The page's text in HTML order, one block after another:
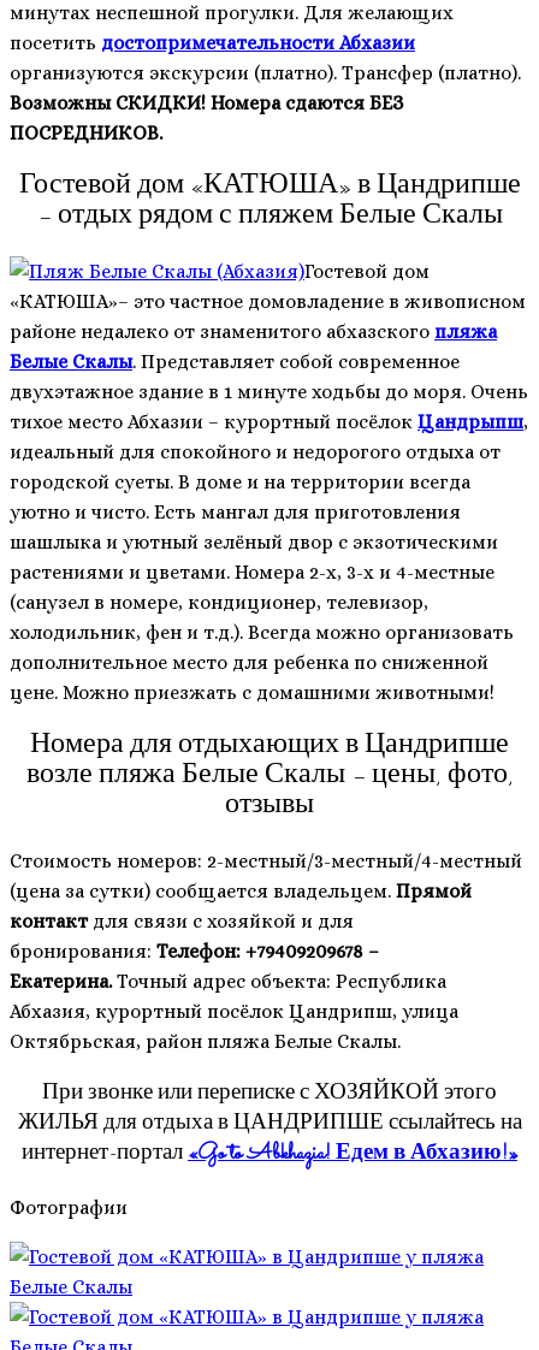
минутах неспешной прогулки. Для желающих
посетить достопримечательности Абхазии
организуются экскурсии (платно). Трансфер (платно).
Возможны СКИДКИ! Номера сдаются БЕЗ
ПОСРЕДНИКОВ.
Гостевой дом «КАТЮША» в Цандрипше
– отдых рядом с пляжем Белые Скалы
Гостевой дом
«КАТЮША»– это частное домовладение в живописном
районе недалеко от знаменитого абхазского пляжа
Белые Скалы. Представляет собой современное
двухэтажное здание в 1 минуте ходьбы до моря. Очень
тихое место Абхазии – курортный посёлок Цандрыпш,
идеальный для спокойного и недорогого отдыха от
городской суеты. В доме и на территории всегда
уютно и чисто. Есть мангал для приготовления
шашлыка и уютный зелёный двор с экзотическими
растениями и цветами. Номера 2-х, 3-х и 4-местные
(санузел в номере, кондиционер, телевизор,
холодильник, фен и т.д.). Всегда можно организовать
дополнительное место для ребенка по сниженной
цене. Можно приезжать с домашними животными!
Номера для отдыхающих в Цандрипше
возле пляжа Белые Скалы – цены, фото,
отзывы
Стоимость номеров: 2-местный/3-местный/4-местный
(цена за сутки) сообщается владельцем. Прямой
контактдля связи с хозяйкой и для
бронирования: Телефон: +79409209678 –
Екатерина.Точный адрес объекта: Республика
Абхазия, курортный посёлок Цандрипш, улица
Октябрьская, район пляжа Белые Скалы.
При звонке или переписке с ХОЗЯЙКОЙ этого
ЖИЛЬЯ для отдыха в ЦАНДРИПШЕ ссылайтесь на
интернет-портал«Go to Abkhazia! Едем в Абхазию!»
Фотографии